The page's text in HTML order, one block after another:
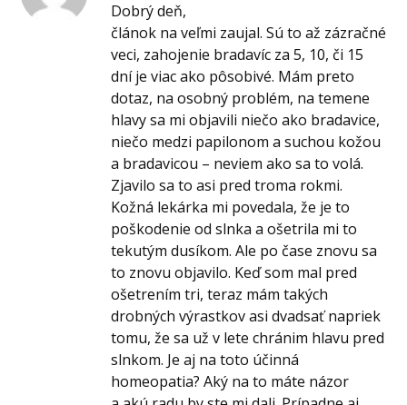
Dobrý deň,
článok na veľmi zaujal. Sú to až zázračné
veci, zahojenie bradavíc za 5, 10, či 15
dní je viac ako pôsobivé. Mám preto
dotaz, na osobný problém, na temene
hlavy sa mi objavili niečo ako bradavice,
niečo medzi papilonom a suchou kožou
a bradavicou – neviem ako sa to volá.
Zjavilo sa to asi pred troma rokmi.
Kožná lekárka mi povedala, že je to
poškodenie od slnka a ošetrila mi to
tekutým dusíkom. Ale po čase znovu sa
to znovu objavilo. Keď som mal pred
ošetrením tri, teraz mám takých
drobných výrastkov asi dvadsať napriek
tomu, že sa už v lete chránim hlavu pred
slnkom. Je aj na toto účinná
homeopatia? Aký na to máte názor